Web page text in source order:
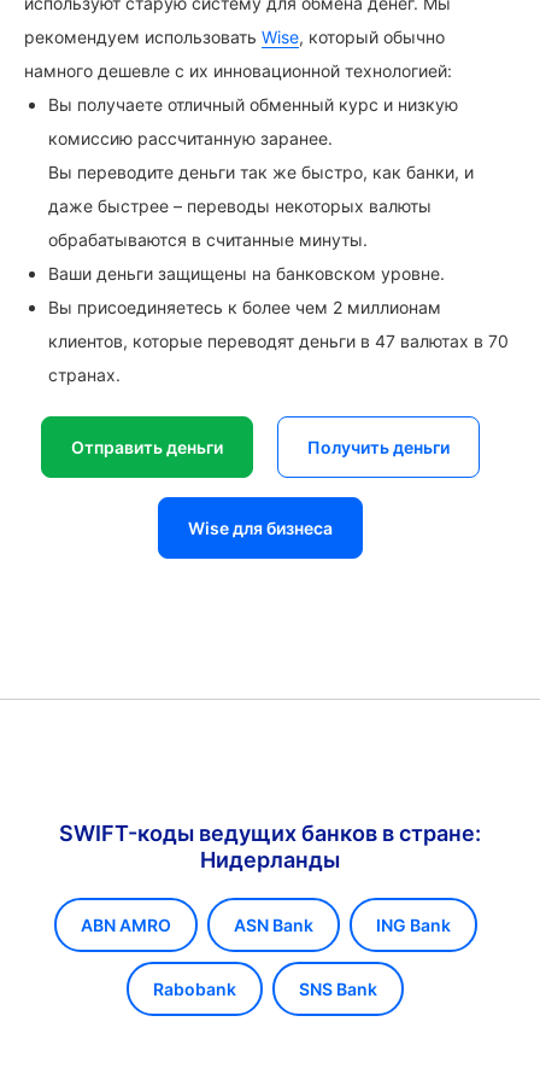
рекомендуем использовать Wise, который обычно
намного дешевле с их инновационной технологией:
Вы получаете отличный обменный курс и низкую
комиссию рассчитанную заранее.
Вы переводите деньги так же быстро, как банки, и
даже быстрее – переводы некоторых валюты
обрабатываются в считанные минуты.
Ваши деньги защищены на банковском уровне.
Вы присоединяетесь к более чем 2 миллионам
клиентов, которые переводят деньги в 47 валютах в 70
странах.
Отправить деньги Получить деньги
Wise для бизнеса
SWIFT-коды ведущих банков в стране:
Нидерланды
ABN AMRO ASN Bank ING Bank
Rabobank SNS Bank